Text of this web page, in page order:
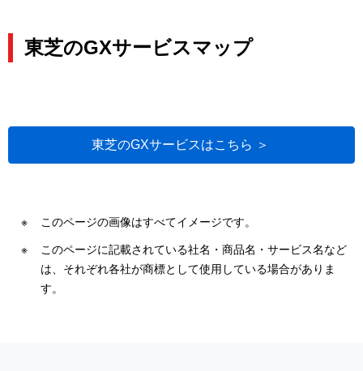
東芝のGXサービスマップ
東芝のGXサービスはこちら ＞
このページの画像はすべてイメージです。
このページに記載されている社名・商品名・サービス名など
は、それぞれ各社が商標として使用している場合がありま
す。